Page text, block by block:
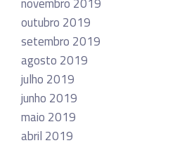
outubro 2019
setembro 2019
agosto 2019
julho 2019
junho 2019
maio 2019
abril 2019